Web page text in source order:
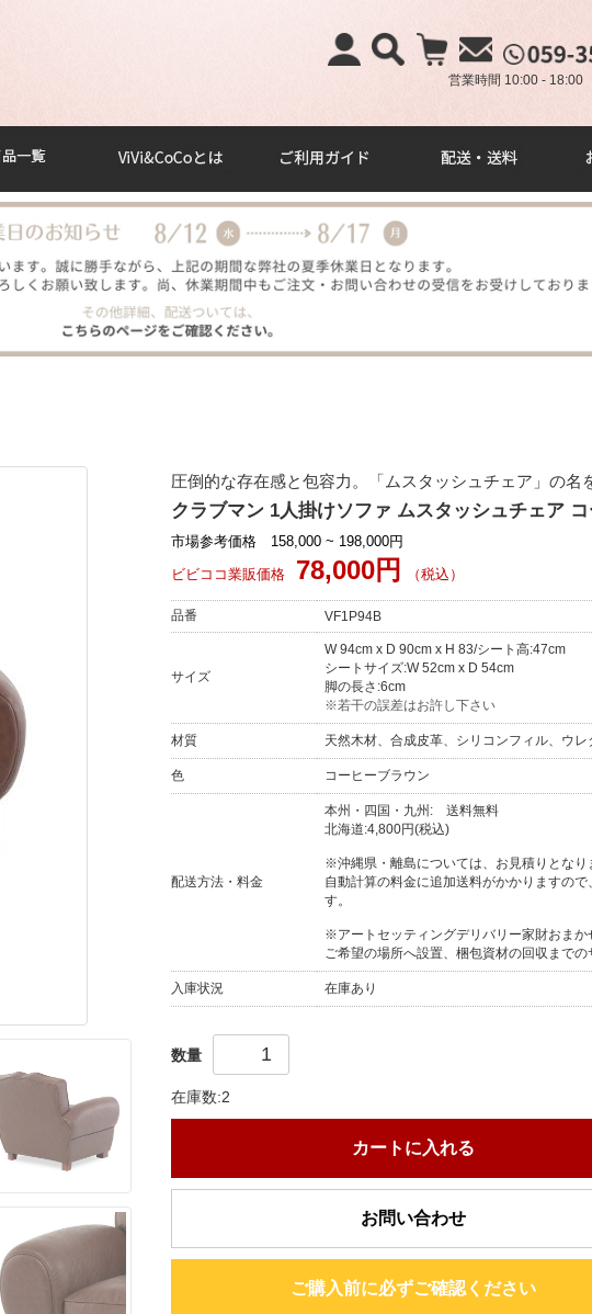
営業時間 10:00 -
圧倒的な存在感と包容力。「ムスタッシュチェア」の名
クラブマン 1人掛けソファ ムスタッシュチェア
市場参考価格 158,000 ~ 198,000円
ビビココ業販価格
78,000円 （税込）
品番 VF1P94B
サイズ
W 94cm x D 90cm x H 83/シート高:47cm
シートサイズ:W 52cm x D 54cm
脚の長さ:6cm
※若干の誤差はお許し下さい
材質 天然木材、合成皮革、シリコンフィル、ウ
色 コーヒーブラウン
配送方法・料金
本州・四国・九州: 送料無料
北海道:4,800円(税込)
※沖縄県・離島については、お見積りとなり
自動計算の料金に追加送料がかかりますの
す。
※アートセッティングデリバリー家財おまか
ご希望の場所へ設置、梱包資材の回収までの
入庫状況 在庫あり
数量
在庫数:2
カートに入れる
お問い合わせ
ご購入前に必ずご確認ください